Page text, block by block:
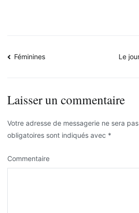
Féminines Le
Laisser un commentaire
Votre adresse de messagerie ne sera
obligatoires sont indiqués avec *
Commentaire